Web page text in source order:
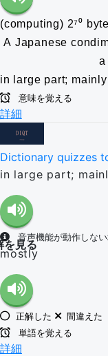
(computing) 2⁷⁰
A Japanese
a
in large part;
意味を覚える
詳細
Dictionary quizzes
in large part;
音声機能が動作しな
を見る
mostly
正解した
間違えた
単語を覚える
詳細